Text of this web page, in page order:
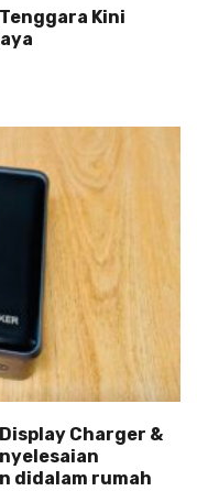
Kini
Charger &
didalam rumah